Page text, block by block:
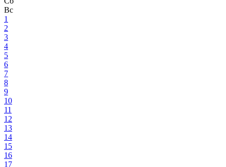
Вс
1
2
3
4
5
6
7
8
9
10
11
12
13
14
15
16
17